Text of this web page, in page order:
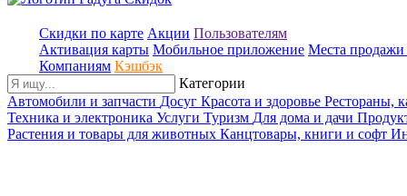
Скидки по карте Акции Пользователям
Активация карты Мобильное приложение Места продажи
Компаниям Кэшбэк
Категории
Автомобили и запчасти Досуг Красота и здоровье Рестораны,
Техника и электроника Услуги Туризм Для дома и дачи
Растения и товары для животных Канцтовары, книги и софт